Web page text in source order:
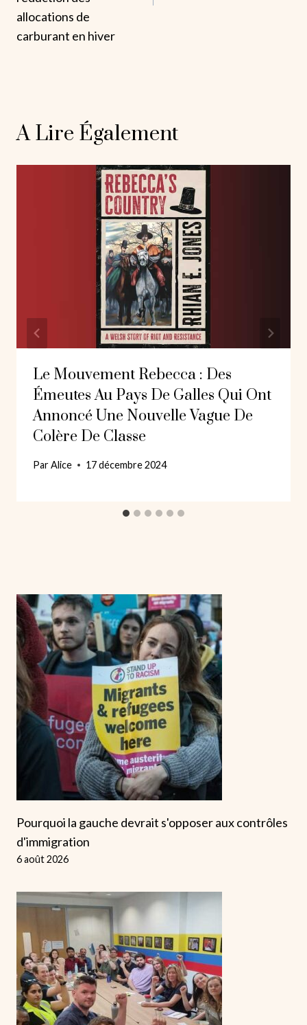
allocations de
carburant en hiver
A Lire Également
Le Mouvement Rebecca : Des
Émeutes Au Pays De Galles Qui Ont
Annoncé Une Nouvelle Vague De
Colère De Classe
ParAlice 17 décembre 2024
Pourquoi la gauche devrait s'opposer aux contrôles
d'immigration
6 août 2026